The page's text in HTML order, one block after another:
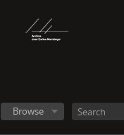
Browse